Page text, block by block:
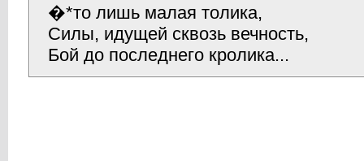
�*то лишь малая толика,
Силы, идущей сквозь вечность,
Бой до последнего кролика...